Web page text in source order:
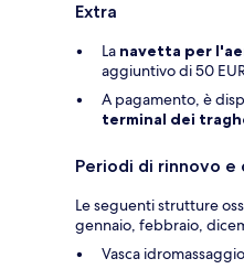
Extra
La navetta per
aggiuntivo di 50
A pagamento, è
terminal dei
Periodi di rinnovo e
Le seguenti strutture
gennaio, febbraio,
Vasca idromassaggio